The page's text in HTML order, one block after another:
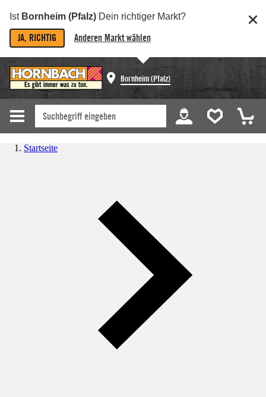
Ist Bornheim (Pfalz) Dein richtiger Markt?
JA, RICHTIG Anderen Markt wählen
Bornheim (Pfalz)
Startseite